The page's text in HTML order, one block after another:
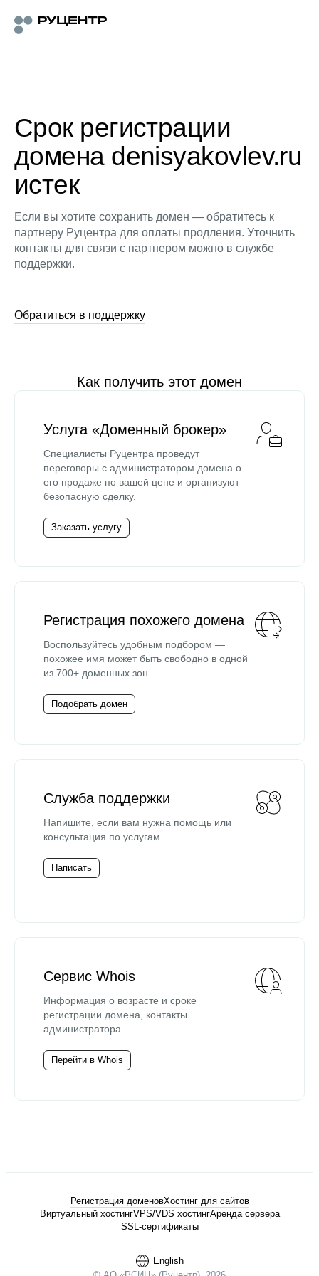
Срок регистрации
домена denisyakovlev.ru
истек
Если вы хотите сохранить домен — обратитесь к
партнеру Руцентра для оплаты продления. Уточнить
контакты для связи с партнером можно в службе
поддержки.
Обратиться в поддержку
Как получить этот домен
Услуга «Доменный брокер»
Специалисты Руцентра проведут
переговоры с администратором домена о
его продаже по вашей цене и организуют
безопасную сделку.
Заказать услугу
Регистрация похожего домена
Воспользуйтесь удобным подбором —
похожее имя может быть свободно в одной
из 700+ доменных зон.
Подобрать домен
Служба поддержки
Напишите, если вам нужна помощь или
консультация по услугам.
Написать
Сервис Whois
Информация о возрасте и сроке
регистрации домена, контакты
администратора.
Перейти в Whois
English
Регистрация доменовХостинг для сайтов
Виртуальный хостингVPS/VDS хостингАренда сервера
SSL-сертификаты